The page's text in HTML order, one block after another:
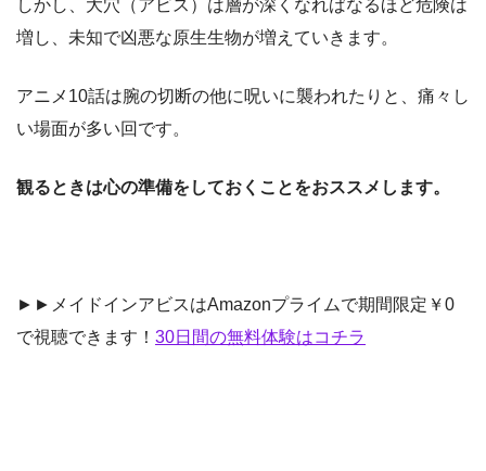
しかし、大穴（アビス）は層が深くなればなるほど危険は
増し、未知で凶悪な原生生物が増えていきます。
アニメ10話は腕の切断の他に呪いに襲われたりと、痛々し
い場面が多い回です。
観るときは心の準備をしておくことをおススメします。
►►メイドインアビスはAmazonプライムで期間限定￥0
で視聴できます！ 30日間の無料体験はコチラ